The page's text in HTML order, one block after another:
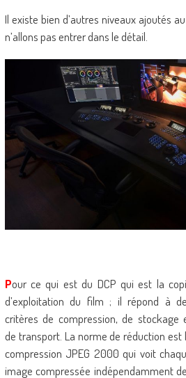
Il existe bien d’autres niveaux ajoutés
n’allons pas entrer dans le détail.
Pour ce qui est du DCP qui est la
d’exploitation du film ; il répond à
critères de compression, de stockage
de transport. La norme de réduction est
compression JPEG 2000 qui voit
image compressée indépendamment